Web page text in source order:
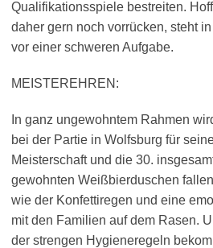
Qualifikationsspiele bestreiten.
daher gern noch vorrücken, steht
vor einer schweren Aufgabe.
MEISTEREHREN:
In ganz ungewohntem Rahmen
bei der Partie in Wolfsburg für
Meisterschaft und die 30.
gewohnten Weißbierduschen
wie der Konfettiregen und eine
mit den Familien auf dem Rasen.
der strengen Hygieneregeln